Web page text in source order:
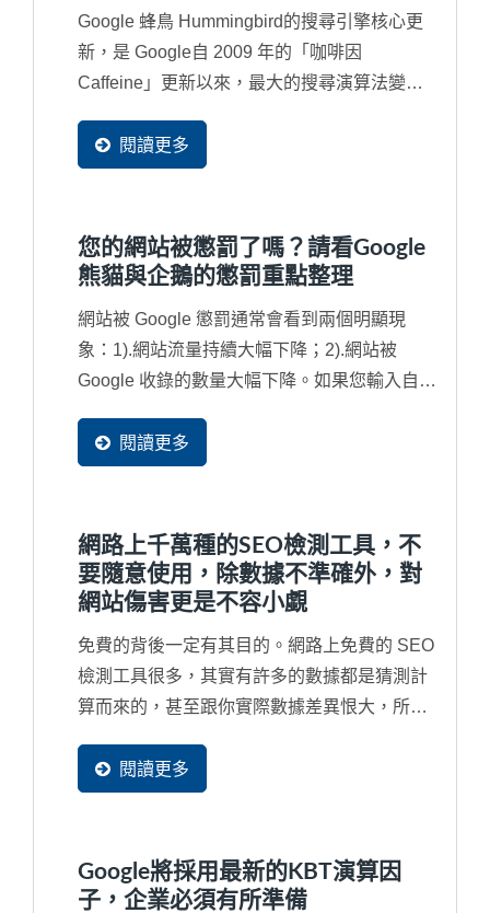
Google 蜂鳥 Hummingbird的搜尋引擎核心更
新，是 Google自 2009 年的「咖啡因
Caffeine」更新以來，最大的搜尋演算法變
閱讀更多
您的網站被懲罰了嗎？請看Google
熊貓與企鵝的懲罰重點整理
網站被 Google 懲罰通常會看到兩個明顯現
象：1).網站流量持續大幅下降；2).網站被
Google 收錄的數量大幅下降。如果您輸入自己
站已經被列入黑名單了，從此不會再被找到
了，也就是說將近有90%潛在買主不會再發現
閱讀更多
網路上千萬種的SEO檢測工具，不
要隨意使用，除數據不準確外，對
網站傷害更是不容小覷
免費的背後一定有其目的。網路上免費的 SEO
檢測工具很多，其實有許多的數據都是猜測計
算而來的，甚至跟你實際數據差異恨大，所以
去吸引您去免費使用，甚在您根本沒有看完同
意書就打勾送出，往往受害的都是企業自己的
的部分資料成為他們網站的一部分，將您辛苦
的經營的資料同意這些工具網站無窮盡的抓取
閱讀更多
Google將採用最新的KBT演算因
子，企業必須有所準備